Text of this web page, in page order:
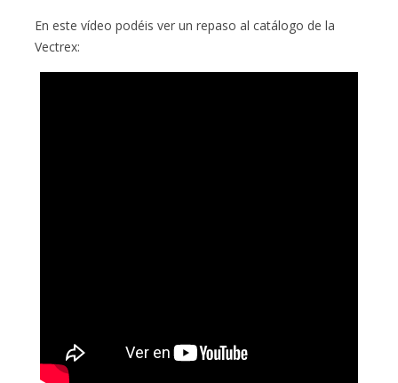
En este vídeo podéis ver un repaso al catálogo de la
Vectrex: